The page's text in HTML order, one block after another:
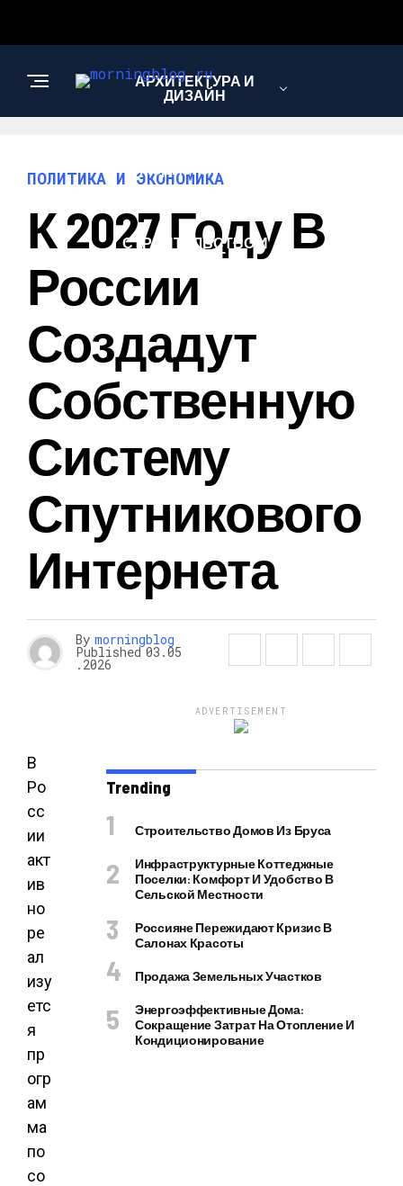
АРХИТЕКТУРА И
ДИЗАЙН
МОДА И СТИЛЬ
СТРОИТЕЛЬСТВО И
РЕМОНТ
ПОЛИТИКА И ЭКОНОМИКА
К 2027 Году В
России
Создадут
Собственную
Систему
Спутникового
Интернета
By morningblog
Published 03.05
.2026
В
Ро
сс
ии
акт
ив
но
ре
ал
изу
етс
я
пр
огр
ам
ма
по
со
ADVERTISEMENT
Trending
Строительство Домов Из Бруса
Инфраструктурные Коттеджные
Поселки: Комфорт И Удобство В
Сельской Местности
Россияне Пережидают Кризис В
Салонах Красоты
Продажа Земельных Участков
Энергоэффективные Дома:
Сокращение Затрат На Отопление И
Кондиционирование